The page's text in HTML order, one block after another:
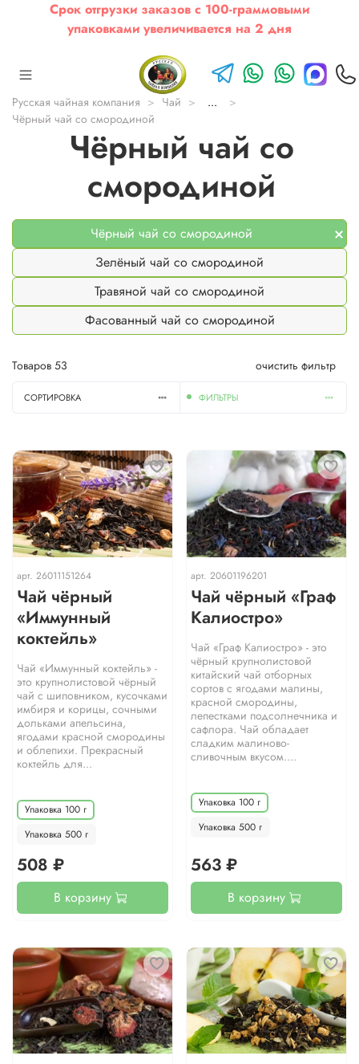
Срок отгрузки заказов с 100-граммовыми
упаковками увеличивается на 2 дня
Русская чайная компания Чай
...
Чёрный чай со смородиной
Чёрный чай со
смородиной
Чёрный чай со смородиной
Зелёный чай со смородиной
Травяной чай со смородиной
Фасованный чай со смородиной
Товаров 53 очистить фильтр
СОРТИРОВКА ФИЛЬТРЫ
арт. 26011151264
Чай чёрный
«Иммунный
коктейль»
Чай «Иммунный коктейль» -
это крупнолистовой чёрный
чай с шиповником, кусочками
имбиря и корицы, сочными
дольками апельсина,
ягодами красной смородины
и облепихи. Прекрасный
коктейль для...
Упаковка 100 г
Упаковка 500 г
508 ₽
В корзину
арт. 20601196201
Чай чёрный «Граф
Калиостро»
Чай «Граф Калиостро» - это
чёрный крупнолистовой
китайский чай отборных
сортов с ягодами малины,
красной смородины,
лепестками подсолнечника и
сафлора. Чай обладает
сладким малиново-
сливочным вкусом....
Упаковка 100 г
Упаковка 500 г
563 ₽
В корзину